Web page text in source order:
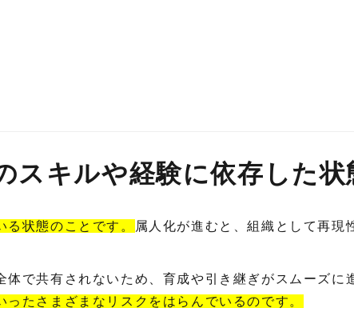
スキルや経験に依存した状
状態のことです。
属人化が進むと、組織として再現
で共有されないため、育成や引き継ぎがスムーズに
たさまざまなリスクをはらんでいるのです。